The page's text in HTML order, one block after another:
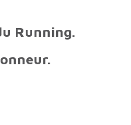
Running.